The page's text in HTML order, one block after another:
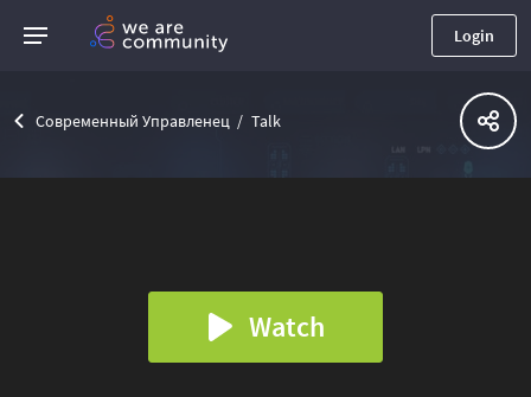
Login
Современный Управленец Talk
Watch